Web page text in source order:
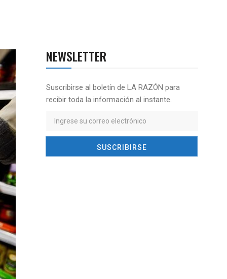
NEWSLETTER
Suscribirse al boletín de LA RAZÓN para
recibir toda la información al instante.